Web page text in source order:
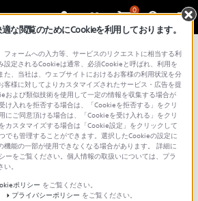
0
明書ダウンロードサービス利用
書をダウンロードしてご覧いた
項をご確認の上、ご利用くださ
な閲覧のためにCookieを利用しております。
フォームへの入力等、サービスのリクエストに相当する利
設定されるCookieは通常、必須Cookieと呼ばれ、利用を
た、当社は、ウェブサイトにおけるお客様の利用状況を分
客様に対してよりカスタマイズされたサービス・広告を提
および類似技術を使用して一定の情報を収集する場合が
け入れを拒否する場合は、「Cookieを拒否する」をクリ
にご同意頂ける場合は、「Cookieを受け入れる」をクリ
カスタマイズする場合は「Cookie設定」をクリックして
でも管理することができます。選択したCookieの設定に
機能の一部が使用できなくなる場合があります。 詳細に
ーをご覧ください。個人情報の取扱いについては、プラ
。
ポリシー をご覧ください。
プライバシーポリシー をご覧ください。